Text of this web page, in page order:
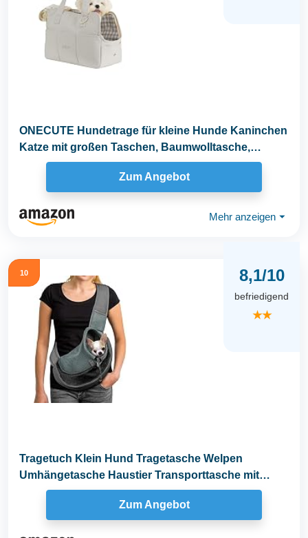
ONECUTE Hundetrage für kleine Hunde Kaninchen
Katze mit großen Taschen, Baumwolltasche,
Hundetrage...
Zum Angebot
Mehr anzeigen ⏷
10 8,1/10
befriedigend
★★
Tragetuch Klein Hund Tragetasche Welpen
Umhängetasche Haustier Transporttasche mit
Verstellbar...
Zum Angebot